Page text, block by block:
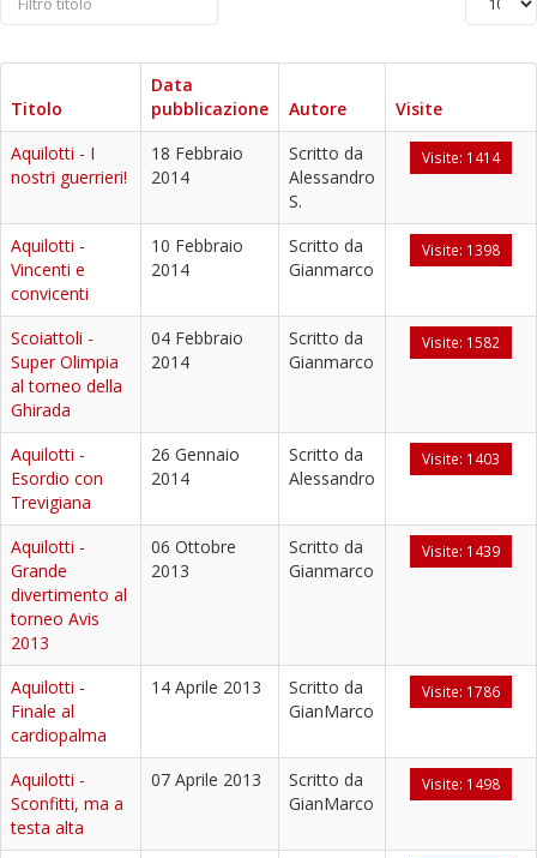
Titolo
Data
pubblicazione
Autore
Visite
Aquilotti - I
nostri guerrieri!
18 Febbraio
2014
Scritto da
Alessandro
S.
Visite: 1414
Aquilotti -
Vincenti e
convicenti
10 Febbraio
2014
Scritto da
Gianmarco
Visite: 1398
Scoiattoli -
Super Olimpia
al torneo della
Ghirada
04 Febbraio
2014
Scritto da
Gianmarco
Visite: 1582
Aquilotti -
Esordio con
Trevigiana
26 Gennaio
2014
Scritto da
Alessandro
Visite: 1403
Aquilotti -
Grande
divertimento al
torneo Avis
2013
06 Ottobre
2013
Scritto da
Gianmarco
Visite: 1439
Aquilotti -
Finale al
cardiopalma
14 Aprile 2013
Scritto da
GianMarco
Visite: 1786
Aquilotti -
Sconfitti, ma a
testa alta
07 Aprile 2013
Scritto da
GianMarco
Visite: 1498